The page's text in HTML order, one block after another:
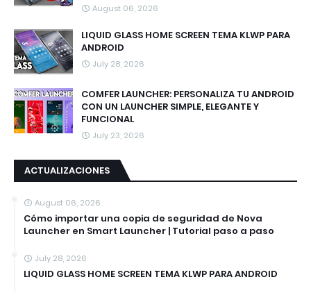
August 06, 2026
LIQUID GLASS HOME SCREEN TEMA KLWP PARA
ANDROID
July 28, 2026
COMFER LAUNCHER: PERSONALIZA TU ANDROID
CON UN LAUNCHER SIMPLE, ELEGANTE Y
FUNCIONAL
July 23, 2026
ACTUALIZACIONES
August 06, 2026
Cómo importar una copia de seguridad de Nova
Launcher en Smart Launcher | Tutorial paso a paso
July 28, 2026
LIQUID GLASS HOME SCREEN TEMA KLWP PARA ANDROID